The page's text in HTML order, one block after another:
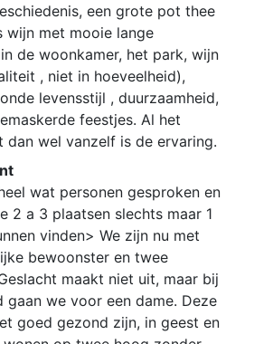
een grote pot thee
wijn met mooie lange
de woonkamer, het park, wijn
, niet in hoeveelheid),
levensstijl , duurzaamheid,
feestjes. Al het
dan wel vanzelf is de ervaring.
wat personen gesproken en
2 a 3 plaatsen slechts maar 1
vinden> We zijn nu met
bewoonster en twee
maakt niet uit, maar bij
gaan we voor een dame. Deze
goed gezond zijn, in geest en